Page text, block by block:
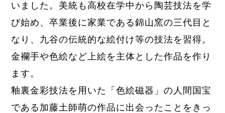
いました。美統も高校在学中から陶芸技法を学
び始め、卒業後に家業である錦山窯の三代目と
なり、九谷の伝統的な絵付け等の技法を習得。
金襴手や色絵など上絵を主体とした作品を作り
ます。
釉裏金彩技法を用いた「色絵磁器」の人間国宝
である加藤土師萌の作品に出会ったことをきっ